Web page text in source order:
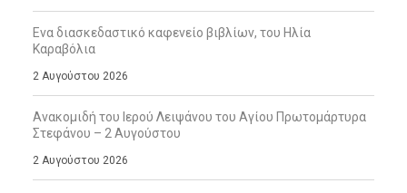
Ενα διασκεδαστικό καφενείο βιβλίων, του Ηλία
Καραβόλια
2 Αυγούστου 2026
Ανακομιδή του Ιερού Λειψάνου του Αγίου Πρωτομάρτυρα
Στεφάνου – 2 Αυγούστου
2 Αυγούστου 2026